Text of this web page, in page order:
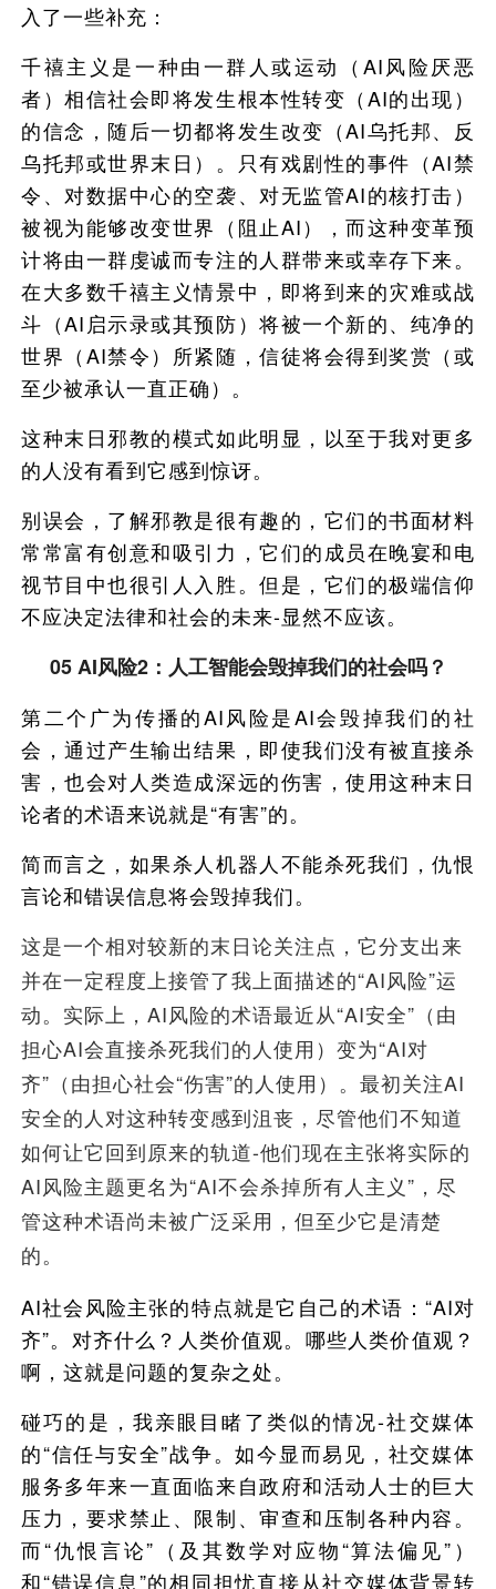
入了一些补充：
千禧主义是一种由一群人或运动（AI风险厌恶
者）相信社会即将发生根本性转变（AI的出现）
的信念，随后一切都将发生改变（AI乌托邦、反
乌托邦或世界末日）。只有戏剧性的事件（AI禁
令、对数据中心的空袭、对无监管AI的核打击）
被视为能够改变世界（阻止AI），而这种变革预
计将由一群虔诚而专注的人群带来或幸存下来。
在大多数千禧主义情景中，即将到来的灾难或战
斗（AI启示录或其预防）将被一个新的、纯净的
世界（AI禁令）所紧随，信徒将会得到奖赏（或
至少被承认一直正确）。
这种末日邪教的模式如此明显，以至于我对更多
的人没有看到它感到惊讶。
别误会，了解邪教是很有趣的，它们的书面材料
常常富有创意和吸引力，它们的成员在晚宴和电
视节目中也很引人入胜。但是，它们的极端信仰
不应决定法律和社会的未来-显然不应该。
05 AI风险2：人工智能会毁掉我们的社会吗？
第二个广为传播的AI风险是AI会毁掉我们的社
会，通过产生输出结果，即使我们没有被直接杀
害，也会对人类造成深远的伤害，使用这种末日
论者的术语来说就是“有害”的。
简而言之，如果杀人机器人不能杀死我们，仇恨
言论和错误信息将会毁掉我们。
这是一个相对较新的末日论关注点，它分支出来
并在一定程度上接管了我上面描述的“AI风险”运
动。实际上，AI风险的术语最近从“AI安全”（由
担心AI会直接杀死我们的人使用）变为“AI对
齐”（由担心社会“伤害”的人使用）。最初关注AI
安全的人对这种转变感到沮丧，尽管他们不知道
如何让它回到原来的轨道-他们现在主张将实际的
AI风险主题更名为“AI不会杀掉所有人主义”，尽
管这种术语尚未被广泛采用，但至少它是清楚
的。
AI社会风险主张的特点就是它自己的术语：“AI对
齐”。对齐什么？人类价值观。哪些人类价值观？
啊，这就是问题的复杂之处。
碰巧的是，我亲眼目睹了类似的情况-社交媒体
的“信任与安全”战争。如今显而易见，社交媒体
服务多年来一直面临来自政府和活动人士的巨大
压力，要求禁止、限制、审查和压制各种内容。
而“仇恨言论”（及其数学对应物“算法偏见”）
和“错误信息”的相同担忧直接从社交媒体背景转